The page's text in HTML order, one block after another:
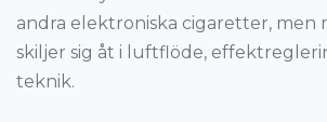
andra elektroniska cigaretter, men
skiljer sig åt i luftflöde,
teknik.